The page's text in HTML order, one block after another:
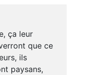
ça leur
que ce
ils
paysans,